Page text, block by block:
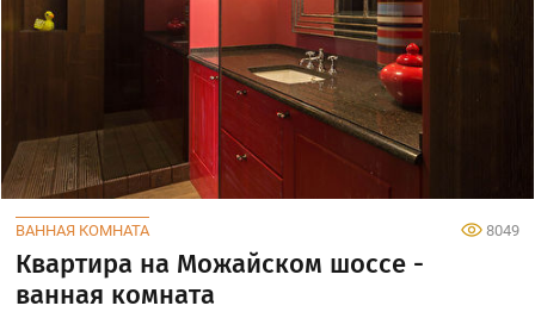
ВАННАЯ КОМНАТА 8049
Квартира на Можайском шоссе -
ванная комната